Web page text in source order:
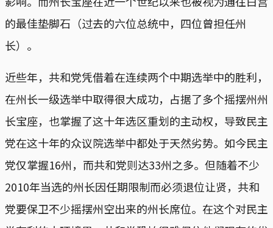
的最佳垫脚石（过去的六位总统中，四位曾担任州
长）。
近些年，共和党凭借着在连续两个中期选举中的胜利，
在州长一级选举中取得很大成功，占据了多个摇摆州州
长宝座，也掌握了这十年选区重划的主动权，导致民主
党在这十年的众议院选举中都处于天然劣势。如今民主
党仅掌握16州，而共和党则达33州之多。但随着不少
2010年当选的州长因任期限制而必须退位让贤，共和
党要保卫不少摇摆州空出来的州长席位。在这个对民主